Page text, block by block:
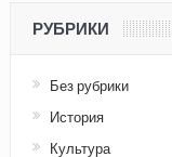
РУБРИКИ
Без рубрики
История
Культура